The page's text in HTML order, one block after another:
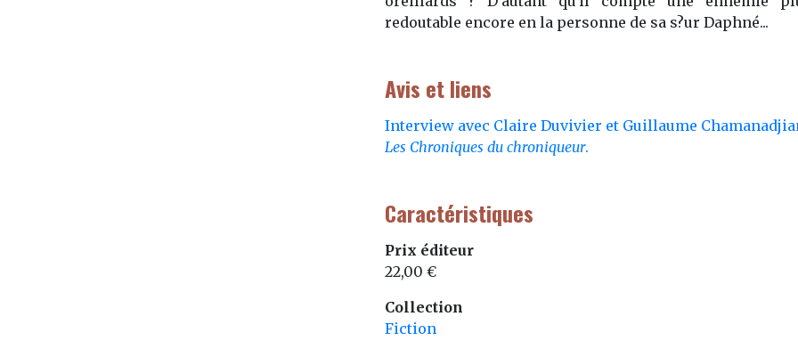
redoutable encore en la personne de sa s?ur Daphné...
Avis et liens
Interview avec Claire Duvivier et Guillaume
Les Chroniques du chroniqueur.
Caractéristiques
Prix éditeur
22,00 €
Collection
Fiction